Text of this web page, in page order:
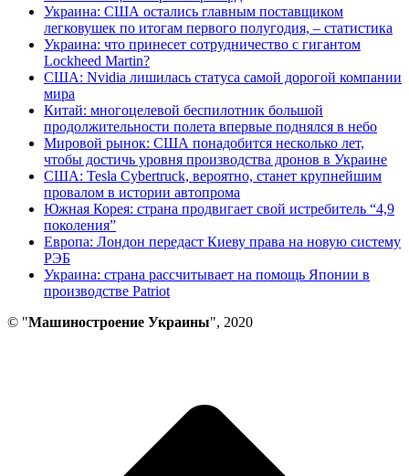
Украина: США остались главным поставщиком
легковушек по итогам первого полугодия, – статистика
Украина: что принесет сотрудничество с гигантом
Lockheed Martin?
США: Nvidia лишилась статуса самой дорогой компании
мира
Китай: многоцелевой беспилотник большой
продолжительности полета впервые поднялся в небо
Мировой рынок: США понадобится несколько лет,
чтобы достичь уровня производства дронов в Украине
США: Tesla Cybertruck, вероятно, станет крупнейшим
провалом в истории автопрома
Южная Корея: страна продвигает свой истребитель “4,9
поколения”
Европа: Лондон передаст Киеву права на новую систему
РЭБ
Украина: страна рассчитывает на помощь Японии в
производстве Patriot
© "Машиностроение Украины", 2020